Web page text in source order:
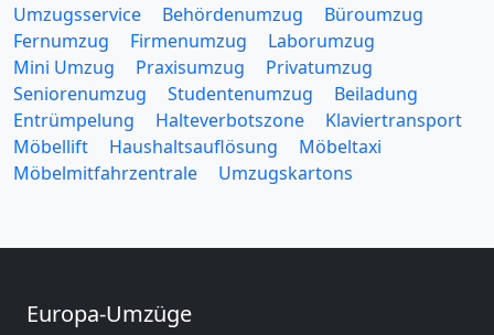
Umzugsservice Behördenumzug
Büroumzug
Fernumzug
Firmenumzug
Laborumzug
Mini Umzug
Praxisumzug
Privatumzug
Seniorenumzug
Studentenumzug
Beiladung
Entrümpelung
Halteverbotszone
Klaviertransport
Möbellift
Haushaltsauflösung
Möbeltaxi
Möbelmitfahrzentrale
Umzugskartons
Europa-Umzüge